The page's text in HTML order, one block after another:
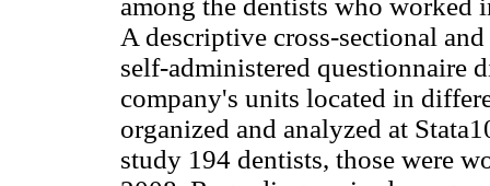
among the dentists who worked
A descriptive cross-sectional
self-administered questionnaire
company's units located in
organized and analyzed at
study 194 dentists, those were